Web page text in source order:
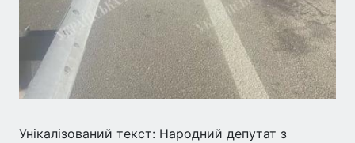
Унікалізований текст: Народний депутат з